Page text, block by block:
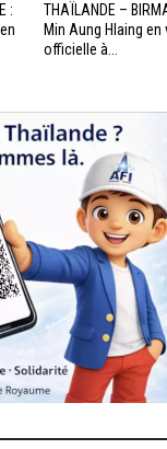
:
THAÏLANDE –
Min Aung Hlaing en
officielle à...